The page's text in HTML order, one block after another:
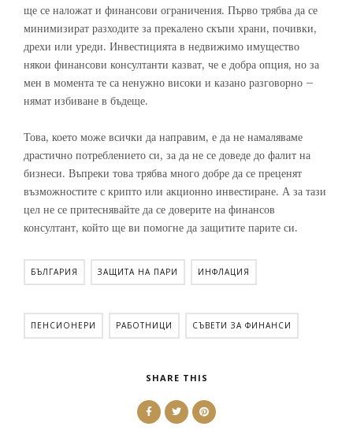
ще се наложат и финансови ограничения. Първо трябва да се
минимизират разходите за прекалено скъпи храни, почивки,
дрехи или уреди. Инвестицията в недвижимо имущество
някои финансови консултанти казват, че е добра опция, но за
мен в момента те са ненужно високи и казано разговорно –
нямат избиване в бъдеще.
Това, което може всички да направим, е да не намаляваме
драстично потреблението си, за да не се доведе до фалит на
бизнеси. Въпреки това трябва много добре да се преценят
възможностите с крипто или акционно инвестиране. А за тази
цел не се притеснявайте да се доверите на финансов
консултант, който ще ви помогне да защитите парите си.
БЪЛГАРИЯ ЗАЩИТА НА ПАРИ ИНФЛАЦИЯ
ПЕНСИОНЕРИ РАБОТНИЦИ СЪВЕТИ ЗА ФИНАНСИ
SHARE THIS